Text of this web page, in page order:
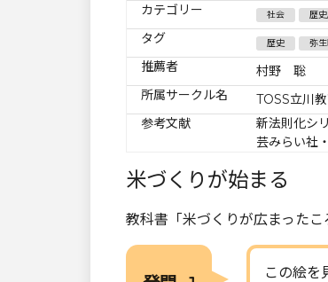
カテゴリー 社会 歴
タグ 歴史 弥
推薦者
村野 聡
所属サークル名
TOSS立川
参考文献
新法則化シ
芸みらい社
米づくりが始まる
教科書「米づくりが広まったこ
この絵を